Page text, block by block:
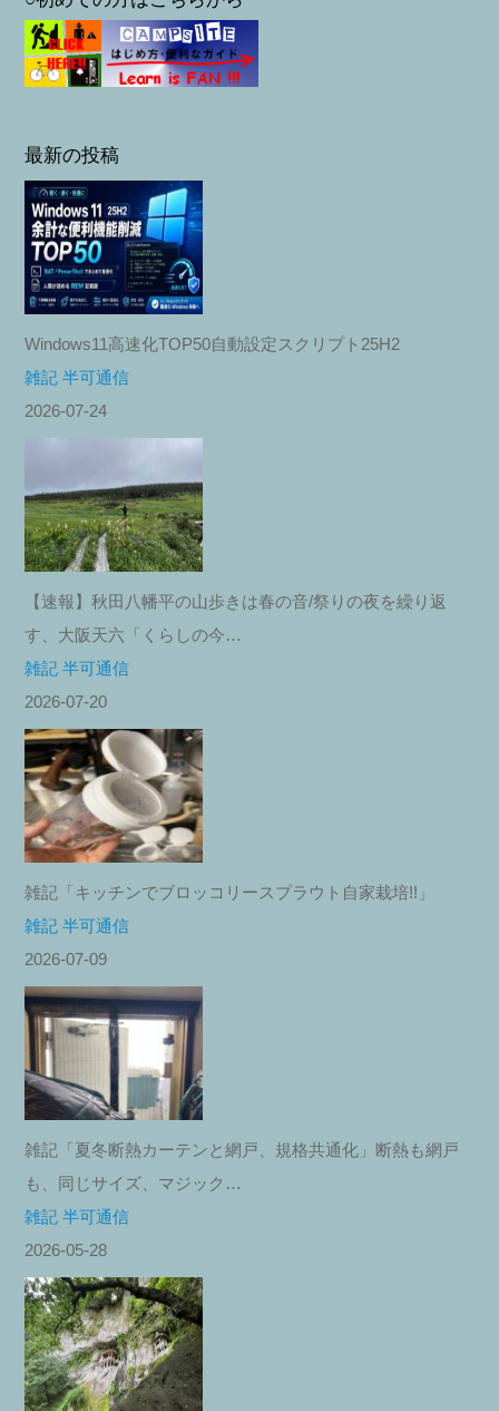
最新の投稿
Windows11高速化TOP50自動設定スクリプト25H2
雑記 半可通信
2026-07-24
【速報】秋田八幡平の山歩きは春の音/祭りの夜を繰り返
す、大阪天六「くらしの今…
雑記 半可通信
2026-07-20
雑記「キッチンでブロッコリースプラウト自家栽培!!」
雑記 半可通信
2026-07-09
雑記「夏冬断熱カーテンと網戸、規格共通化」断熱も網戸
も、同じサイズ、マジック…
雑記 半可通信
2026-05-28